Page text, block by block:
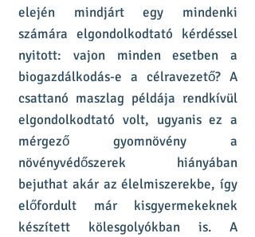
elején mindjárt egy mindenki
számára elgondolkodtató kérdéssel
nyitott: vajon minden esetben a
biogazdálkodás-e a célravezető? A
csattanó maszlag példája rendkívül
elgondolkodtató volt, ugyanis ez a
mérgező gyomnövény a
növényvédőszerek hiányában
bejuthat akár az élelmiszerekbe, így
előfordult már kisgyermekeknek
készített kölesgolyókban is. A